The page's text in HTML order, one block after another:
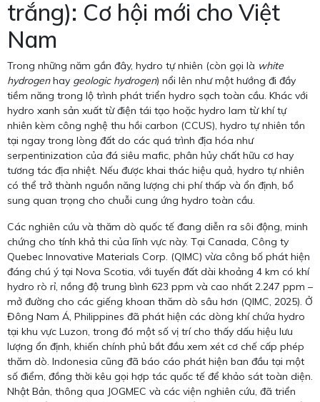
trắng): Cơ hội mới cho Việt
Nam
Trong những năm gần đây, hydro tự nhiên (còn gọi là white
hydrogenhay geologic hydrogen) nổi lên như một hướng đi đầy
tiềm năng trong lộ trình phát triển hydro sạch toàn cầu. Khác với
hydro xanh sản xuất từ điện tái tạo hoặc hydro lam từ khí tự
nhiên kèm công nghệ thu hồi carbon (CCUS), hydro tự nhiên tồn
tại ngay trong lòng đất do các quá trình địa hóa như
serpentinization của đá siêu mafic, phân hủy chất hữu cơ hay
tương tác địa nhiệt. Nếu được khai thác hiệu quả, hydro tự nhiên
có thể trở thành nguồn năng lượng chi phí thấp và ổn định, bổ
sung quan trọng cho chuỗi cung ứng hydro toàn cầu.
Các nghiên cứu và thăm dò quốc tế đang diễn ra sôi động, minh
chứng cho tính khả thi của lĩnh vực này. Tại Canada, Công ty
Quebec Innovative Materials Corp. (QIMC) vừa công bố phát hiện
đáng chú ý tại Nova Scotia, với tuyến đất dài khoảng 4 km có khí
hydro rò rỉ, nồng độ trung bình 623 ppm và cao nhất 2.247 ppm –
mở đường cho các giếng khoan thăm dò sâu hơn (QIMC, 2025). Ở
Đông Nam Á, Philippines đã phát hiện các dòng khí chứa hydro
tại khu vực Luzon, trong đó một số vị trí cho thấy dấu hiệu lưu
lượng ổn định, khiến chính phủ bắt đầu xem xét cơ chế cấp phép
thăm dò. Indonesia cũng đã báo cáo phát hiện ban đầu tại một
số điểm, đồng thời kêu gọi hợp tác quốc tế để khảo sát toàn diện.
Nhật Bản, thông qua JOGMEC và các viện nghiên cứu, đã triển